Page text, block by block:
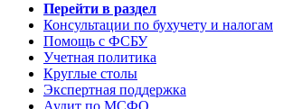
Перейти в раздел
Консультации по бухучету и налогам
Помощь с ФСБУ
Учетная политика
Круглые столы
Экспертная поддержка
Аудит по МСФО